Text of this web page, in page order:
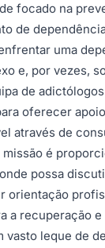
focado na
de
uma
e, por vezes,
de
oferecer
através de
é
possa
orientação
a recuperação
vasto leque de